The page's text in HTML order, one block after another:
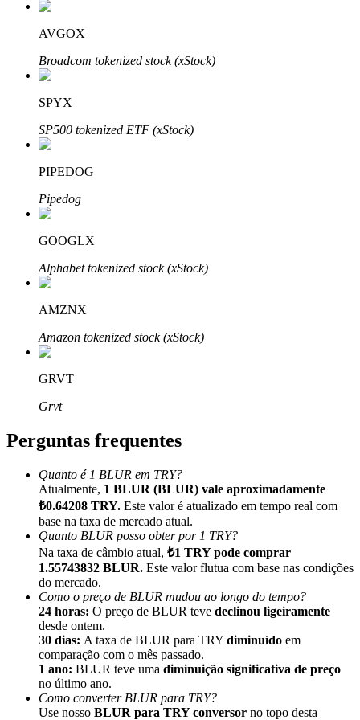
Parceiros Bitrue
Até 65% de comissões!
Indicação
Convide um amigo para receber recompensas em dinheiro
BTC Welcome Rewards
BTC Welcome Rewards
AVGOX
Broadcom tokenized stock (xStock)
SPYX
SP500 tokenized ETF (xStock)
PIPEDOG
Pipedog
GOOGLX
Alphabet tokenized stock (xStock)
AMZNX
Amazon tokenized stock (xStock)
GRVT
Grvt
Perguntas frequentes
Quanto é 1 BLUR em TRY?
Atualmente, 1 BLUR (BLUR) vale aproximadamente
₺0.64208 TRY. Este valor é atualizado em tempo real com
base na taxa de mercado atual.
Quanto BLUR posso obter por 1 TRY?
Na taxa de câmbio atual, ₺1 TRY pode comprar
1.55743832 BLUR. Este valor flutua com base nas condições
do mercado.
Como o preço de BLUR mudou ao longo do tempo?
24 horas: O preço de BLUR teve declinou ligeiramente
desde ontem.
30 dias: A taxa de BLUR para TRY diminuído em
comparação com o mês passado.
1 ano: BLUR teve uma diminuição significativa de preço
no último ano.
Como converter BLUR para TRY?
Use nosso BLUR para TRY conversor no topo desta